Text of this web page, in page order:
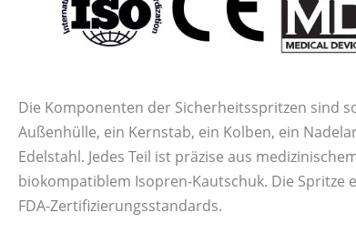
Die Komponenten der Sicherheitsspritzen sind
Außenhülle, ein Kernstab, ein Kolben, ein
Edelstahl. Jedes Teil ist präzise aus
biokompatiblem Isopren-Kautschuk. Die Spritze
FDA-Zertifizierungsstandards.